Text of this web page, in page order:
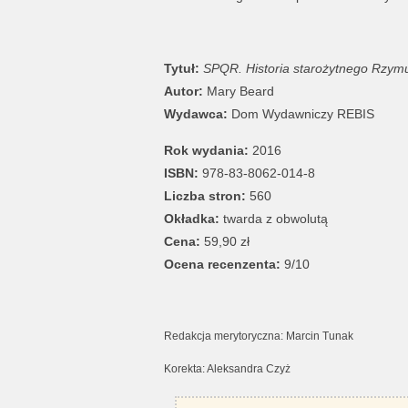
Tytuł: SPQR. Historia starożytnego
Autor: Mary Beard
Wydawca: Dom Wydawniczy REBIS
Rok wydania: 2016
ISBN: 978-83-8062-014-8
Liczba stron: 560
Okładka: twarda z obwolutą
Cena: 59,90 zł
Ocena recenzenta: 9/10
Redakcja merytoryczna: Marcin Tunak
Korekta: Aleksandra Czyż